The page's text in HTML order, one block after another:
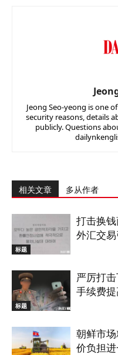
Jeong Seo-yeong is one
security reasons, details
publicly. Questions
相关文章 多从作者
标题
打击换
外汇交易
标题
严厉打
手续费
朝鲜市
价负担